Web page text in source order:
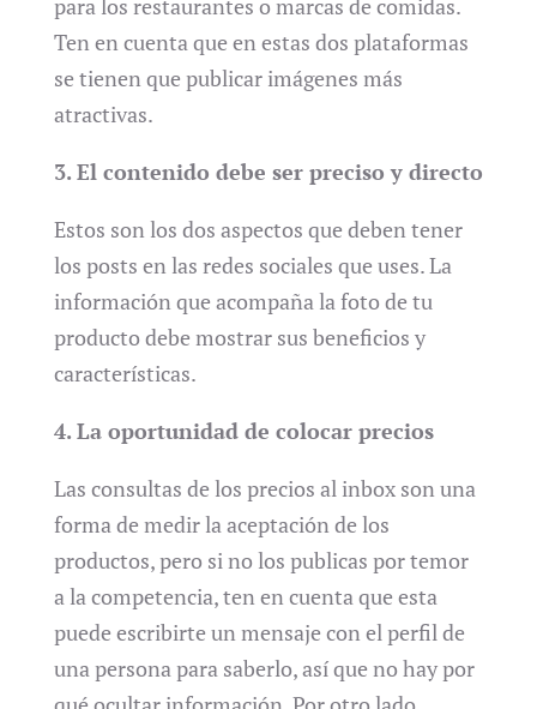
Ten en cuenta que en estas dos plataformas
se tienen que publicar imágenes más
atractivas.
3. El contenido debe ser preciso y directo
Estos son los dos aspectos que deben tener
los posts en las redes sociales que uses. La
información que acompaña la foto de tu
producto debe mostrar sus beneficios y
características.
4. La oportunidad de colocar precios
Las consultas de los precios al inbox son una
forma de medir la aceptación de los
productos, pero si no los publicas por temor
a la competencia, ten en cuenta que esta
puede escribirte un mensaje con el perfil de
una persona para saberlo, así que no hay por